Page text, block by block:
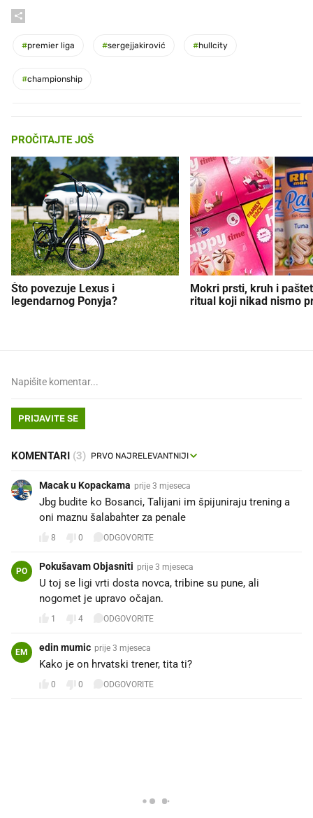
#premier liga #sergejjakirović #hullcity
#championship
PROČITAJTE JOŠ
Što povezuje Lexus i
legendarnog Ponyja?
Mokri prsti, kruh i
ritual koji nikad nismo
PRIJAVITE SE
KOMENTARI (3)
Macak u Kopackama prije 3 mjeseca
Jbg budite ko Bosanci, Talijani im špijuniraju trening a
oni maznu šalabahter za penale
8 0 ODGOVORITE
PO Pokušavam Objasniti prije 3 mjeseca
U toj se ligi vrti dosta novca, tribine su pune, ali
nogomet je upravo očajan.
1 4 ODGOVORITE
EM edin mumic prije 3 mjeseca
Kako je on hrvatski trener, tita ti?
0 0 ODGOVORITE